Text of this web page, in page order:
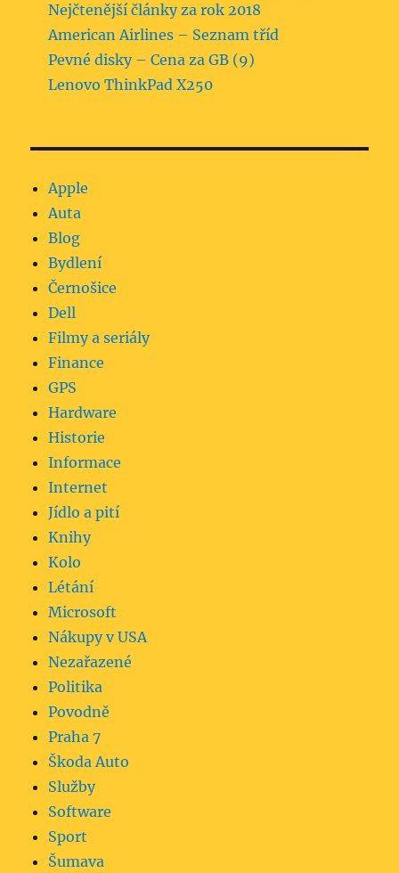
Nejčtenější články za rok 2018
American Airlines – Seznam tříd
Pevné disky – Cena za GB (9)
Lenovo ThinkPad X250
Apple
Auta
Blog
Bydlení
Černošice
Dell
Filmy a seriály
Finance
GPS
Hardware
Historie
Informace
Internet
Jídlo a pití
Knihy
Kolo
Létání
Microsoft
Nákupy v USA
Nezařazené
Politika
Povodně
Praha 7
Škoda Auto
Služby
Software
Sport
Šumava